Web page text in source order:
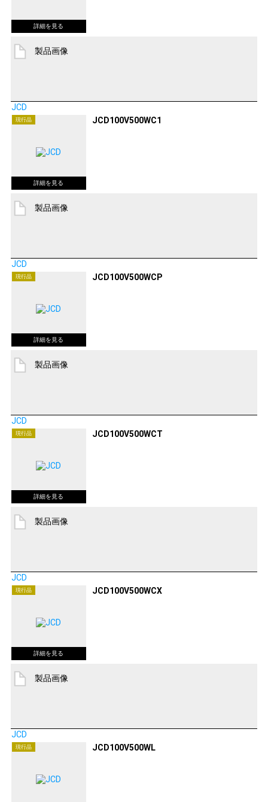
製品画像
JCD
現行品 JCD100V500WC1
製品画像
JCD
現行品 JCD100V500WCP
製品画像
JCD
現行品 JCD100V500WCT
製品画像
JCD
現行品 JCD100V500WCX
製品画像
JCD
現行品 JCD100V500WL